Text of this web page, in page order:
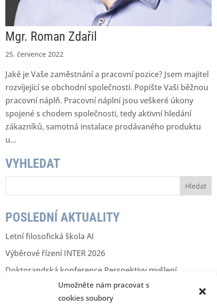
Umožněte nám pracovat s
cookies soubory
Mgr. Roman Zdařil
25. července 2022
Jaké je Vaše zaměstnání a pracovní pozice? Jsem majitel
rozvíjející se obchodní společnosti. Popište Vaši běžnou
pracovní náplň. Pracovní náplní jsou veškeré úkony
spojené s chodem společnosti, tedy aktivní hledání
zákazníků, samotná instalace prodávaného produktu
u...
VYHLEDAT
e
á
v
á
n
POSLEDNÍ AKTUALITY
Letní filosofická škola AI
Výběrové řízení INTER 2026
Doktorandská konference Perspektivy myšlení
Holistic Representation in LLMs
Výjezdní kafkovská konference